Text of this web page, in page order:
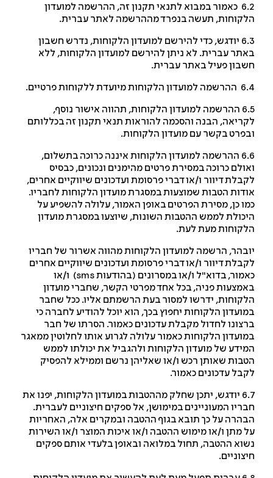
6.2 כאמור במבוא לתנאי תקנון זה, ההרשמה למועדון
תעשה בנפרד מההרשמה לאתר עברית.
6.3 יודגש, כדי להירשם למועדון הלקוחות, נדרש חשבון
עברית. לא ניתן להירשם למועדון הלקוחות, ללא
פעיל באתר עברית.
6.5 ההרשמה למועדון הלקוחות, תהווה אישור נוסף,
הבנה והסכמה להוראות תנאי תקנון זה בכללותם
בקשר עם מועדון הלקוחות.
6.6 ההרשמה למועדון הלקוחות איננה כרוכה בתשלום,
כרוכה במסירת פרטים מהימנים ונכונים, כבסיס
דיוור ו/או דברי פרסומת ועדכונים שיווקיים אחרים,
הטבות שמוצעות במסגרת מועדון הלקוחות לחבריו.
כן, מסירת הפרטים באופן האמור, עלולה להשפיע על
לממש ההטבות השונות, שיוצעו במסגרת מועדון
מעת לעת.
הרשמה למועדון הלקוחות מהווה אשרור של חבריו
דיוור ו/או דברי פרסומת ועדכונים שיווקיים אחרים
בדוא"ל ו/או במסרונים (בהודעותsms) ו/או
פניה, בכל אחד מפרטי הקשר, שחברי מועדון
ידרשו למסור בעת הרשמתם אליו. ככל שחבר
הלקוחות יחפוץ בכך, הוא יוכל להודיע לחברה כי
לחדול מקבלת עדכונים כאמור. הסרתו של חבר
הלקוחות כאמור עלולה לגרוע אותו לחלוטין ממאגר
של מועדון הלקוחות ולהגביל את יכולתו לממש
שאותן רכש ו/או שאליהן נרשם וממילא להפסיק
עדכונים כאמור.
6.7 יודגש, יתכן שחלק מההטבות במועדון הלקוחות, יפנו את
המעוניינים במימושן, אל ספקים חיצוניים לעברית.
על כך תובא בגוף ההטבה ובמקרים אלה, האחריות
מתן ו/או מימוש ההטבה ו/או איכות המוצר ו/או השירות
ההטבה, תחול במלואה ובאופן בלעדי אותם ספקים